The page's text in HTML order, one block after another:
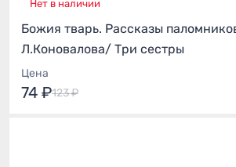
Нет в наличии
Божия тварь. Рассказы
Л.Коновалова/ Три сестры
Цена
74 ₽123 ₽